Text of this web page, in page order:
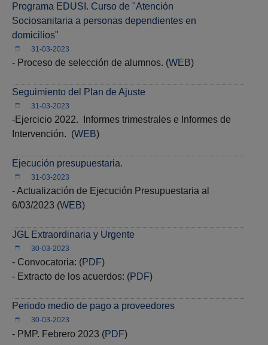
Programa EDUSI. Curso de "Atención
Sociosanitaria a personas dependientes en
domicilios"
31-03-2023
- Proceso de selección de alumnos. (WEB)
Seguimiento del Plan de Ajuste
31-03-2023
-Ejercicio 2022. Informes trimestrales e Informes de
Intervención. (WEB)
Ejecución presupuestaria.
31-03-2023
- Actualización de Ejecución Presupuestaria al
6/03/2023 (WEB)
JGL Extraordinaria y Urgente
30-03-2023
- Convocatoria: ( PDF)
- Extracto de los acuerdos: ( PDF)
Periodo medio de pago a proveedores
30-03-2023
- PMP. Febrero 2023 (PDF)